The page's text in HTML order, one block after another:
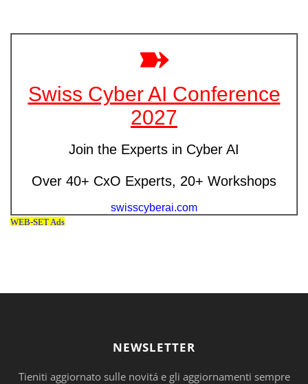
NEWSLETTER
Tieniti aggiornato sulle novitá e gli aggiornamenti sempre